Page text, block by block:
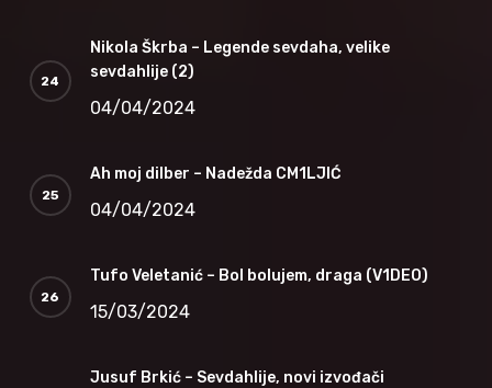
Nikola Škrba – Legende sevdaha, velike
sevdahlije (2)
04/04/2024
Ah moj dilber – Nadežda CM1LJIĆ
04/04/2024
Tufo Veletanić – Bol bolujem, draga (V1DEO)
15/03/2024
Jusuf Brkić – Sevdahlije, novi izvođači